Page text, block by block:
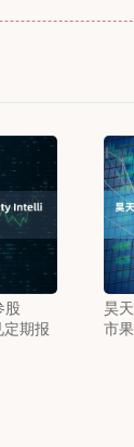
股
期报
昊
市